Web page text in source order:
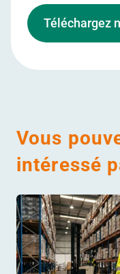
Téléchargez
Vous
intéressé